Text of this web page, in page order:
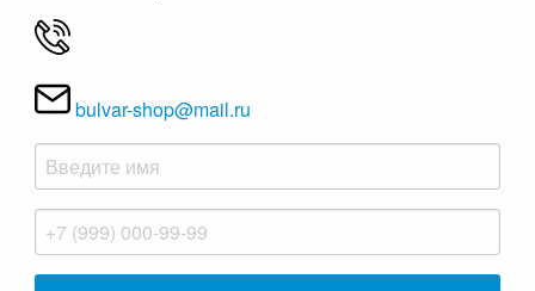
bulvar-shop@mail.ru